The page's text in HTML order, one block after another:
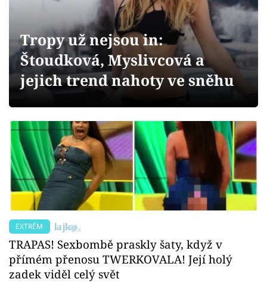
Videa
Sledujte prima+
Sledujte nás
Tropy už nejsou in:
Štoudková, Myslivcová a
jejich trend nahoty ve sněhu
EXTRÉM
TRAPAS! Sexbombě praskly šaty, když v
přímém přenosu TWERKOVALA! Její holý
zadek viděl celý svět